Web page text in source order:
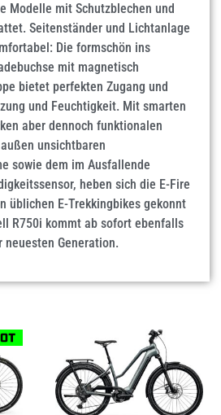
Modelle mit Schutzblechen und
Seitenständer und Lichtanlage
Die formschön ins
mit magnetisch
bietet perfekten Zugang und
und Feuchtigkeit. Mit smarten
aber dennoch funktionalen
unsichtbaren
sowie dem im Ausfallende
heben sich die E-Fire
üblichen E-Trekkingbikes gekonnt
R750i kommt ab sofort ebenfalls
neuesten Generation.